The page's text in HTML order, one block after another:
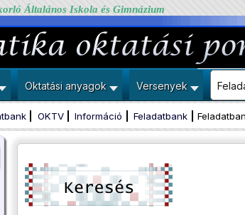
Általános Iskola és Gimnázium
Oktatási anyagok Versenyek
OKTV Információ Feladatbank